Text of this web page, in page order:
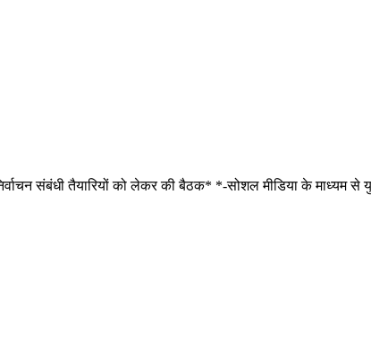
संबंधी तैयारियों को लेकर की बैठक* *-सोशल मीडिया के माध्यम